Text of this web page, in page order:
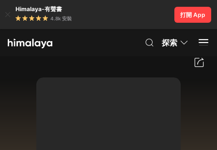
Himalaya-有聲書
4.8k 安裝
打開 App
探索